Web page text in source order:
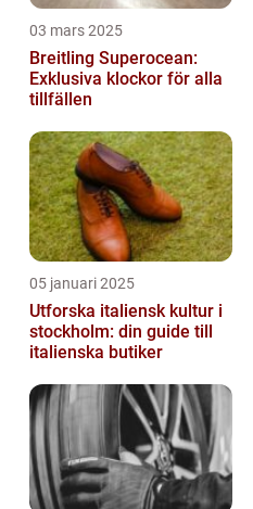
03 mars 2025
Breitling Superocean:
Exklusiva klockor för alla
tillfällen
05 januari 2025
Utforska italiensk kultur i
stockholm: din guide till
italienska butiker